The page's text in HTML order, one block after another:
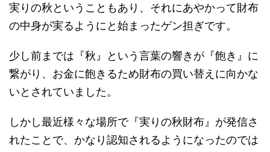
実りの秋ということもあり、それにあやかって財布
の中身が実るようにと始まったゲン担ぎです。
少し前までは『秋』という言葉の響きが『飽き』に
繋がり、お金に飽きるため財布の買い替えに向かな
いとされていました。
しかし最近様々な場所で『実りの秋財布』が発信さ
れたことで、かなり認知されるようになったのでは